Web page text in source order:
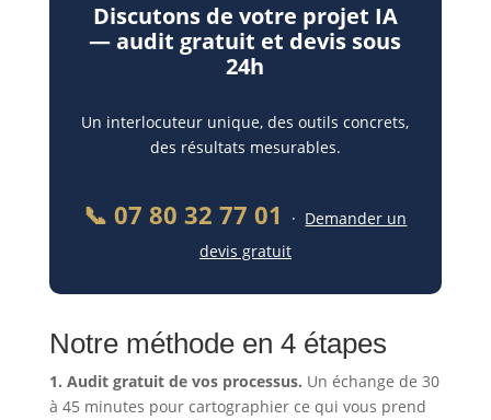
Discutons de votre projet IA
— audit gratuit et devis sous
24h
Un interlocuteur unique, des outils concrets,
des résultats mesurables.
📞 07 80 32 77 01 · Demander un
devis gratuit
Notre méthode en 4 étapes
1. Audit gratuit de vos processus. Un échange de 30
à 45 minutes pour cartographier ce qui vous prend